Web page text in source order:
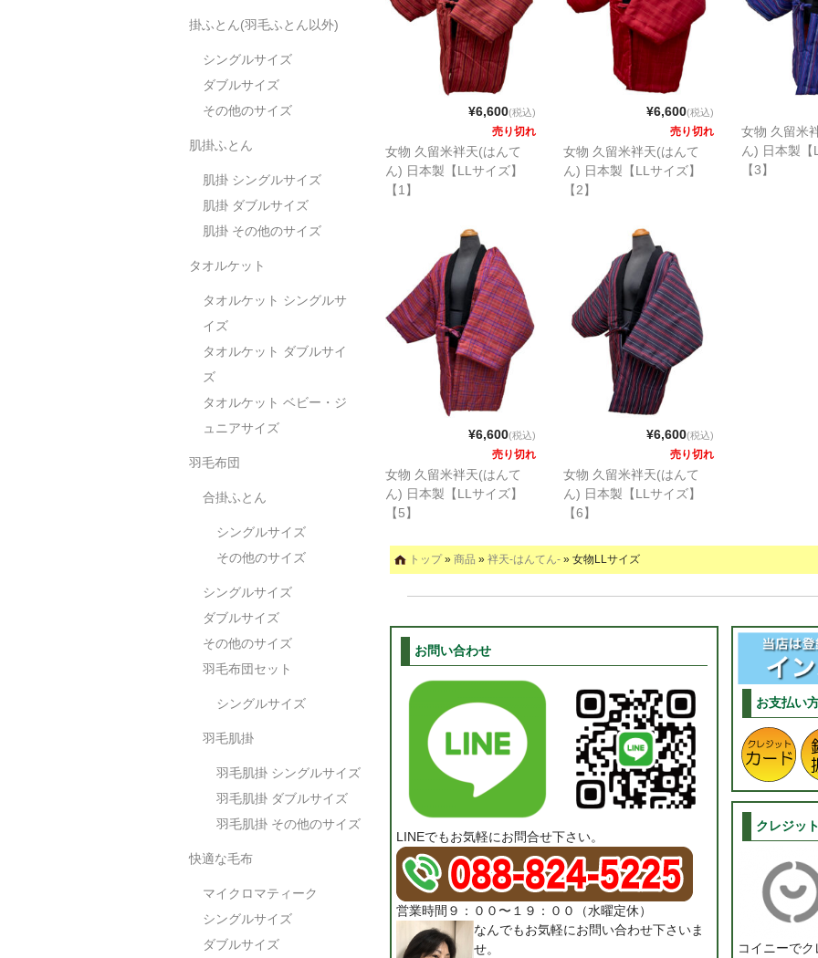
¥6,600(税込)
売り切れ
女物 久留米袢天(はんて
ん) 日本製【LLサイズ】
【1】
¥6,600(税込)
売り切れ
女物 久留米袢天(はんて
ん) 日本製【LLサイズ】
【2】
女物 久留米
ん) 日本製【
【3】
¥6,600(税込)
売り切れ
女物 久留米袢天(はんて
ん) 日本製【LLサイズ】
【5】
¥6,600(税込)
売り切れ
女物 久留米袢天(はんて
ん) 日本製【LLサイズ】
【6】
トップ» 商品 » 袢天-はんてん- » 女物LLサイズ
お問い合わせ
LINEでもお気軽にお問合せ下さい。
営業時間９：００〜１９：００（水曜定休）
なんでもお気軽にお問い合わせ下さいま
せ。
お支払い
クレジッ
コイニーで
掛ふとん(羽毛ふとん以外)
シングルサイズ
ダブルサイズ
その他のサイズ
肌掛ふとん
肌掛 シングルサイズ
肌掛 ダブルサイズ
肌掛 その他のサイズ
タオルケット
タオルケット シングルサ
イズ
タオルケット ダブルサイ
ズ
タオルケット ベビー・ジ
ュニアサイズ
羽毛布団
合掛ふとん
シングルサイズ
その他のサイズ
シングルサイズ
ダブルサイズ
その他のサイズ
羽毛布団セット
シングルサイズ
羽毛肌掛
羽毛肌掛 シングルサイズ
羽毛肌掛 ダブルサイズ
羽毛肌掛 その他のサイズ
快適な毛布
マイクロマティーク
シングルサイズ
ダブルサイズ